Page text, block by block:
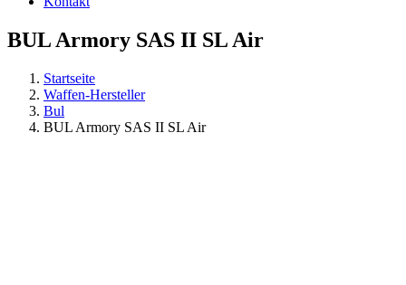
BUL Armory SAS II SL Air
Startseite
Waffen-Hersteller
Bul
BUL Armory SAS II SL Air